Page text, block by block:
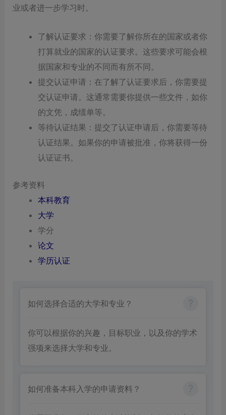
业或者进一步学习时。
了解认证要求：你需要了解你所在的国家或者你
打算就业的国家的认证要求。这些要求可能会根
据国家和专业的不同而有所不同。
提交认证申请：在了解了认证要求后，你需要提
交认证申请。这通常需要你提供一些文件，如你
的文凭，成绩单等。
等待认证结果：提交了认证申请后，你需要等待
认证结果。如果你的申请被批准，你将获得一份
认证证书。
参考资料
本科教育
大学
学分
论文
学历认证
如何选择合适的大学和专业？
你可以根据你的兴趣，目标职业，以及你的学术
强项来选择大学和专业。
如何准备本科入学的申请资料？